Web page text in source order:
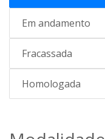
Em andamento
Fracassada
Homologada